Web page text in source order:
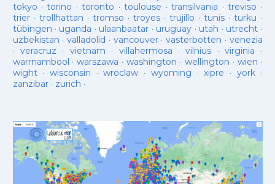
tokyo ·torino ·toronto ·toulouse ·transilvania ·treviso ·
trier· trollhattan · tromso · troyes·trujillo ·tunis ·turku ·
tübingen · uganda · ulaanbaatar · uruguay · utah · utrecht ·
uzbekistan · valladolid · vancouver· vasterbotten · venezia
· veracruz · vietnam · villahermosa ·vilnius ·virginia ·
warrnambool ·warszawa ·washington · wellington · wien ·
wight· wisconsin ·wroclaw · wyoming ·xipre · york·
zanzibar· zurich ·